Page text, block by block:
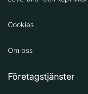
Cookies
Om oss
Företagstjänster